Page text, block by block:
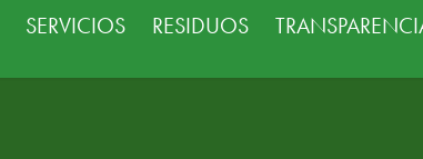
SERVICIOS RESIDUOS